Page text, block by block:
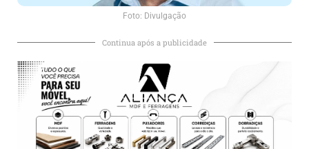
Foto: Divulgação
Continua após a publicidade